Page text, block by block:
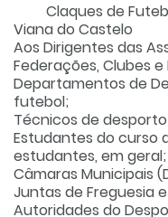
Claques de
Viana do Castelo
Aos Dirigentes das
Federações, Clubes
Departamentos de
futebol;
Técnicos de
Estudantes do curso
estudantes, em geral;
Câmaras Municipais
Juntas de Freguesia
Autoridades do